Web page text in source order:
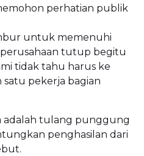
perhatian publik
untuk memenuhi
tutup begitu
tidak tahu harus ke
satu pekerja bagian
adalah tulang punggung
penghasilan dari